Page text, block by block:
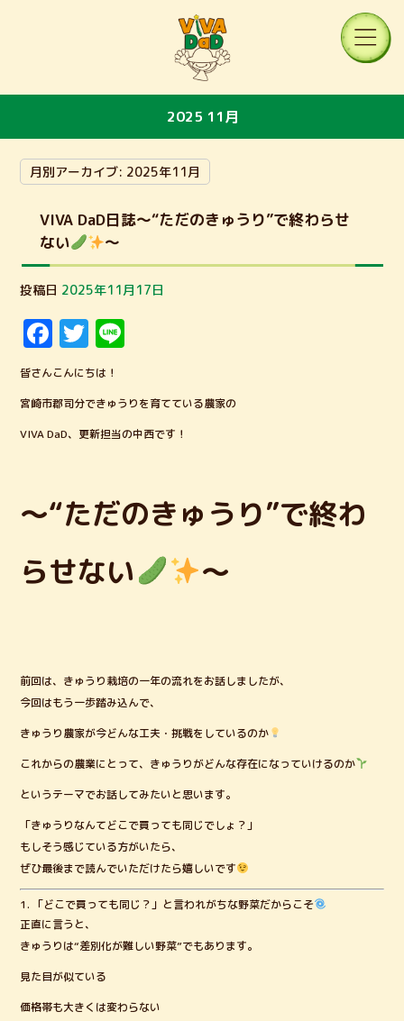
2025 11月
月別アーカイブ: 2025年11月
VIVA DaD日誌～“ただのきゅうり”で終わらせ
ない
～
投稿日 2025年11月17日
F
a
c
e
b
o
k
T
w
it
te
r
e
皆さんこんにちは！
宮崎市郡司分できゅうりを育てている農家の
VIVA DaD、更新担当の中西です！
～“ただのきゅうり”で終わ
らせない
～
前回は、きゅうり栽培の一年の流れをお話しましたが、
今回はもう一歩踏み込んで、
きゅうり農家が今どんな工夫・挑戦をしているのか
これからの農業にとって、きゅうりがどんな存在になっていけるのか
というテーマでお話してみたいと思います。
「きゅうりなんてどこで買っても同じでしょ？」
もしそう感じている方がいたら、
ぜひ最後まで読んでいただけたら嬉しいです
1. 「どこで買っても同じ？」と言われがちな野菜だからこそ
正直に言うと、
きゅうりは“差別化が難しい野菜”でもあります。
見た目が似ている
価格帯も大きくは変わらない